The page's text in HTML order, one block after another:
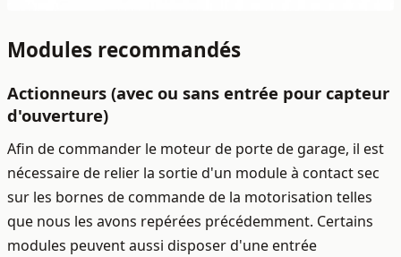
Modules recommandés
Actionneurs (avec ou sans entrée pour capteur
d'ouverture)
Afin de commander le moteur de porte de garage, il est
nécessaire de relier la sortie d'un module à contact sec
sur les bornes de commande de la motorisation telles
que nous les avons repérées précédemment. Certains
modules peuvent aussi disposer d'une entrée